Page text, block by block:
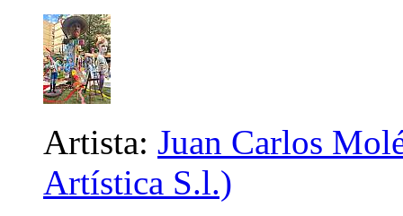
Artista: Juan Carlos
Artística S.l.)